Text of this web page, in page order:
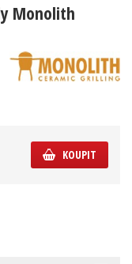
Monolith
KOUPIT